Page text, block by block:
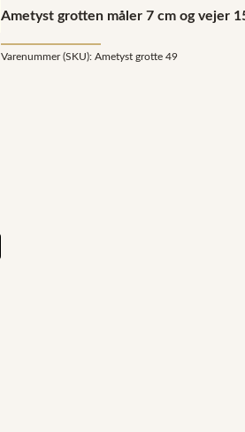
Ametyst grotten måler 7 cm og vejer
Varenummer (SKU): Ametyst grotte 49